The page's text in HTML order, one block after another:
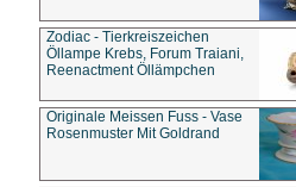
Zodiac - Tierkreiszeichen
Öllampe Krebs, Forum Traiani,
Reenactment Öllämpchen
Originale Meissen Fuss - Vase
Rosenmuster Mit Goldrand